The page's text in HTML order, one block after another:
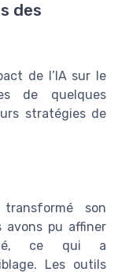
des
de l’IA sur le
de quelques
stratégies de
son
avons pu affiner
ce qui a
Les outils